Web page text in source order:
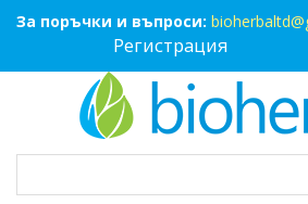
За поръчки и въпроси:
Регистрация